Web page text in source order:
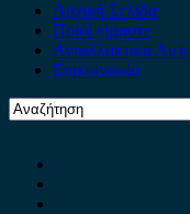
Αρχική Σελίδα
Ποιοί είμαστε
Ανταλλακτικά
Επικοινωνία